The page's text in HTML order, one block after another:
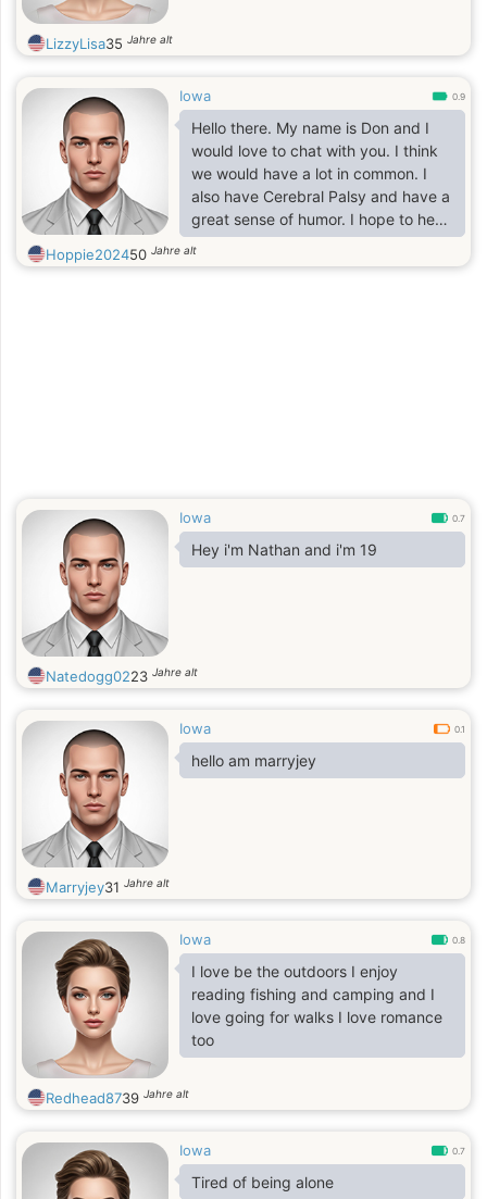
LizzyLisa35 Jahre alt
Iowa 0.9
Hello there. My name is Don and I
would love to chat with you. I think
we would have a lot in common. I
also have Cerebral Palsy and have a
great sense of humor. I hope to hear
from you soon
Hoppie202450 Jahre alt
Iowa 0.7
Hey i'm Nathan and i'm 19
Natedogg0223 Jahre alt
Iowa 0.1
hello am marryjey
Marryjey31 Jahre alt
Iowa 0.8
I love be the outdoors I enjoy
reading fishing and camping and I
love going for walks I love romance
too
Redhead8739 Jahre alt
Iowa 0.7
Tired of being alone